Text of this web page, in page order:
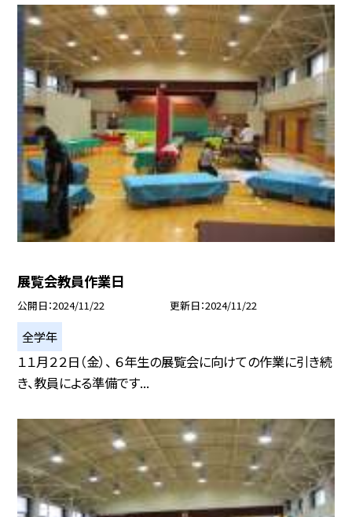
展覧会教員作業日
公開日 2024/11/22 更新日 2024/11/22
全学年
１１月２２日（金）、 ６年生の展覧会に向けての作業に引き続
き、教員による準備です...